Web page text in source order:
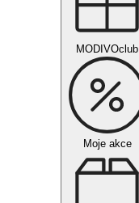
MODIVOclub
Moje akce